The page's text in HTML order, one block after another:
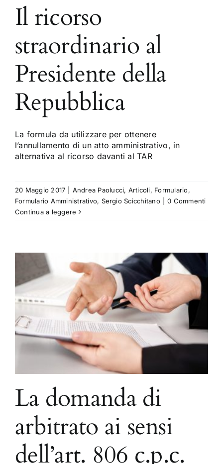
Il ricorso
straordinario al
Presidente della
Repubblica
La formula da utilizzare per ottenere
l’annullamento di un atto amministrativo, in
alternativa al ricorso davanti al TAR
20 Maggio 2017 Andrea Paolucci, Articoli, Formulario,
Formulario Amministrativo, Sergio Scicchitano
0 Commenti
Continua a leggere
La domanda di
arbitrato ai sensi
dell’art. 806 c.p.c.